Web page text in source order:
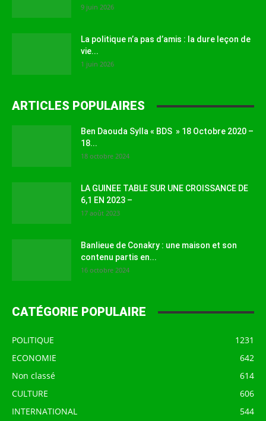
9 juin 2026
La politique n’a pas d’amis : la dure leçon de
vie...
1 juin 2026
ARTICLES POPULAIRES
Ben Daouda Sylla « BDS » 18 Octobre 2020 –
18...
18 octobre 2024
LA GUINEE TABLE SUR UNE CROISSANCE DE
6,1 EN 2023 –
17 août 2023
Banlieue de Conakry : une maison et son
contenu partis en...
16 octobre 2024
CATÉGORIE POPULAIRE
POLITIQUE
1231
ECONOMIE
642
Non classé
614
CULTURE
606
INTERNATIONAL
544